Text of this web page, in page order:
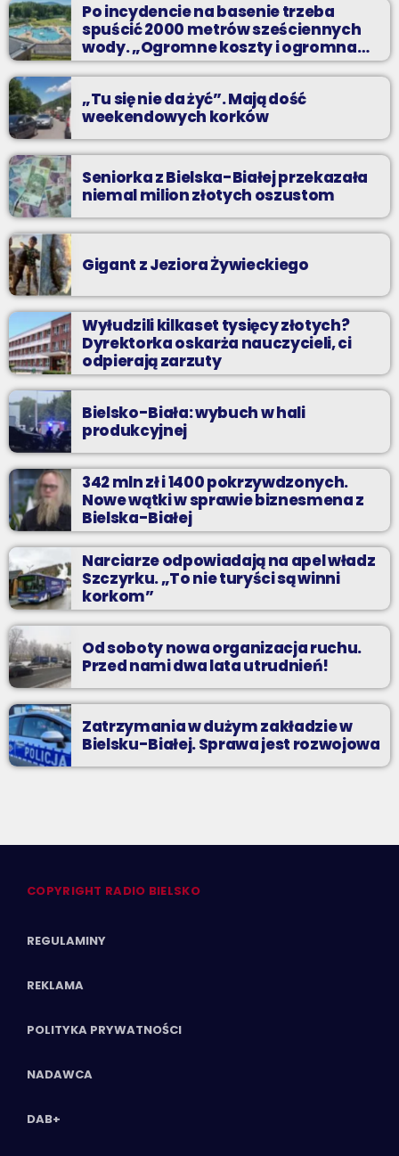
Po incydencie na basenie trzeba
spuścić 2000 metrów sześciennych
wody. „Ogromne koszty i ogromna
praca”
„Tu się nie da żyć”. Mają dość
weekendowych korków
Seniorka z Bielska-Białej przekazała
niemal milion złotych oszustom
Gigant z Jeziora Żywieckiego
Wyłudzili kilkaset tysięcy złotych?
Dyrektorka oskarża nauczycieli, ci
odpierają zarzuty
Bielsko-Biała: wybuch w hali
produkcyjnej
342 mln zł i 1400 pokrzywdzonych.
Nowe wątki w sprawie biznesmena z
Bielska-Białej
Narciarze odpowiadają na apel władz
Szczyrku. „To nie turyści są winni
korkom”
Od soboty nowa organizacja ruchu.
Przed nami dwa lata utrudnień!
Zatrzymania w dużym zakładzie w
Bielsku-Białej. Sprawa jest rozwojowa
COPYRIGHT RADIO BIELSKO
REGULAMINY
REKLAMA
POLITYKA PRYWATNOŚCI
NADAWCA
DAB+